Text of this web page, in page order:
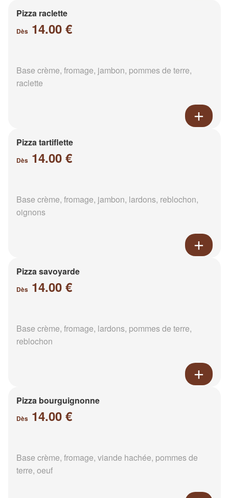
Pizza raclette
Dès 14.00 €
Base crème, fromage, jambon, pommes de terre,
raclette
Pizza tartiflette
Dès 14.00 €
Base crème, fromage, jambon, lardons, reblochon,
oignons
Pizza savoyarde
Dès 14.00 €
Base crème, fromage, lardons, pommes de terre,
reblochon
Pizza bourguignonne
Dès 14.00 €
Base crème, fromage, viande hachée, pommes de
terre, oeuf